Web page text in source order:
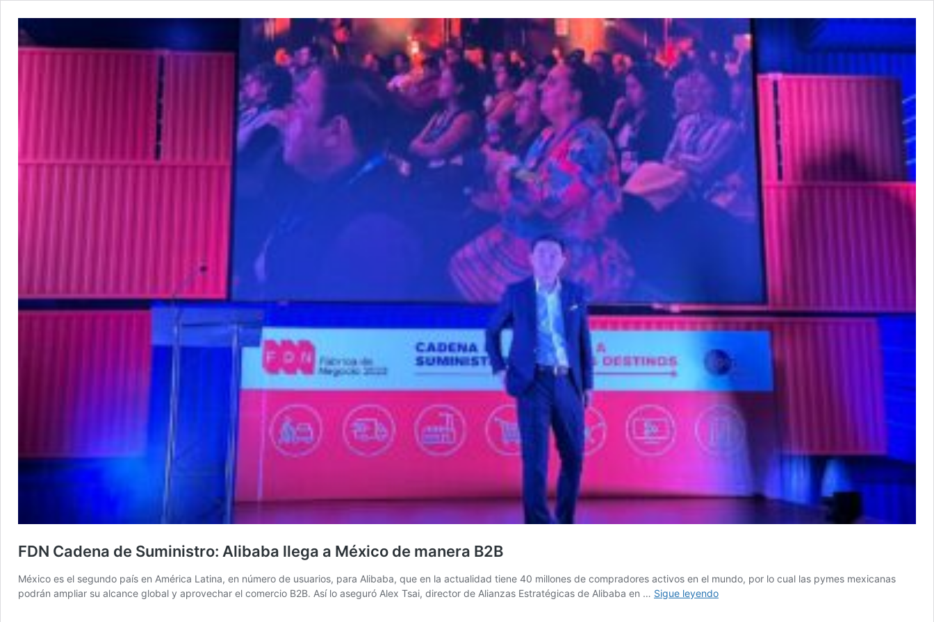
FDN Cadena de Suministro: Alibaba llega a México de manera B2B
México es el segundo país en América Latina, en número de usuarios, para Alibaba, que en la actualidad tiene 40 millones de compradores activos en el mundo, por lo cual las pymes mexicanas
podrán ampliar su alcance global y aprovechar el comercio B2B. Así lo aseguró Alex Tsai, director de Alianzas Estratégicas de Alibaba en … Sigue leyendoFDN